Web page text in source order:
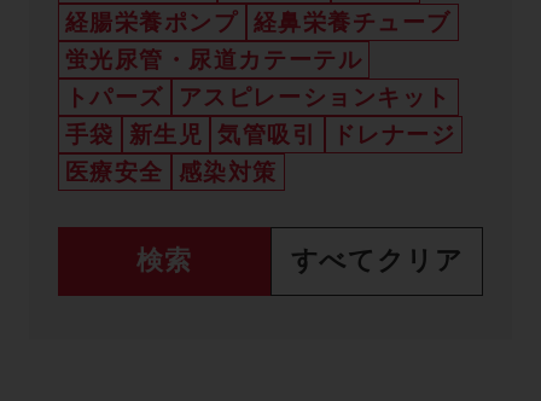
経腸栄養ポンプ
経鼻栄養チューブ
蛍光尿管・尿道カテーテル
トパーズ
アスピレーションキット
手袋
新生児 気管吸引
ドレナージ
医療安全
感染対策